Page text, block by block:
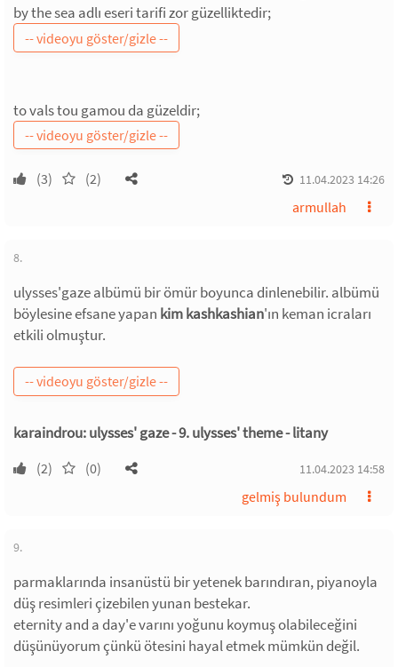
by the sea adlı eseri tarifi zor güzelliktedir;
to vals tou gamou da güzeldir;
(3) (2) 11.04.2023 14:26
armullah
8.
ulysses'gaze albümü bir ömür boyunca dinlenebilir. albümü
böylesine efsane yapan kim kashkashian'ın keman icraları
etkili olmuştur.
karaindrou: ulysses' gaze - 9. ulysses' theme - litany
(2) (0) 11.04.2023 14:58
gelmiş bulundum
9.
parmaklarında insanüstü bir yetenek barındıran, piyanoyla
düş resimleri çizebilen yunan bestekar.
eternity and a day'e varını yoğunu koymuş olabileceğini
düşünüyorum çünkü ötesini hayal etmek mümkün değil.